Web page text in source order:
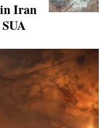
Iran